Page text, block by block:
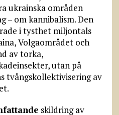
ukrainska områden
– om kannibalism. Den
i tysthet miljontals
Volgaområdet och
av torka,
utan på
tvångskollektivisering av
skildring av